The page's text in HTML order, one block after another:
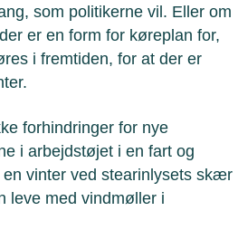
som politikerne vil. Eller om
er en form for køreplan for,
i fremtiden, for at der er
forhindringer for nye
i arbejdstøjet i en fart og
vinter ved stearinlysets skær
leve med vindmøller i